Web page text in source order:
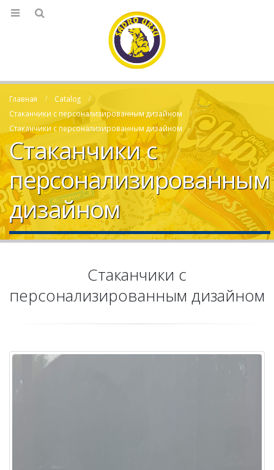
Главная
Catalog
Стаканчики с персонализированным дизайном
Стаканчики с персонализированным дизайном
Стаканчики с
персонализированным
дизайном
Стаканчики с
персонализированным дизайном